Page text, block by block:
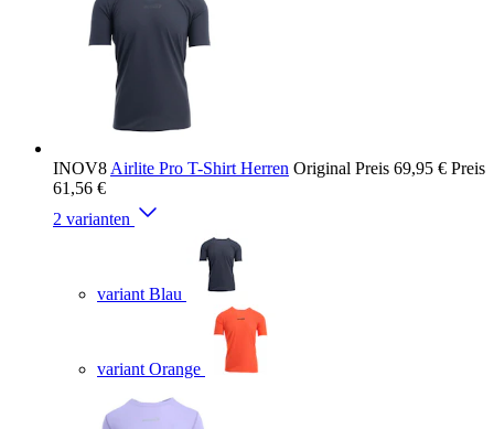
INOV8 Airlite Pro T-Shirt Herren Original Preis 69,95 € Preis
61,56 €
2 varianten
variant Blau
variant Orange